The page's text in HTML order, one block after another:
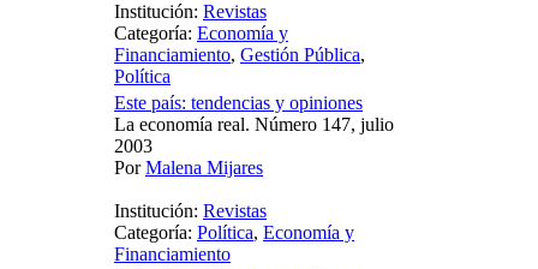
Institución: Revistas
Categoría: Economía y
Financiamiento, Gestión Pública,
Política
Este país: tendencias y opiniones
La economía real. Número 147, julio
2003
PorMalena Mijares
Institución: Revistas
Categoría: Política, Economía y
Financiamiento